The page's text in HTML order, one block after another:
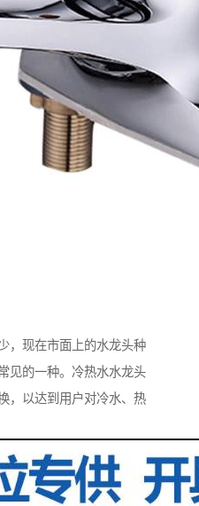
，现在市面上的水龙头种
见的一种。冷热水水龙头
，以达到用户对冷水、热